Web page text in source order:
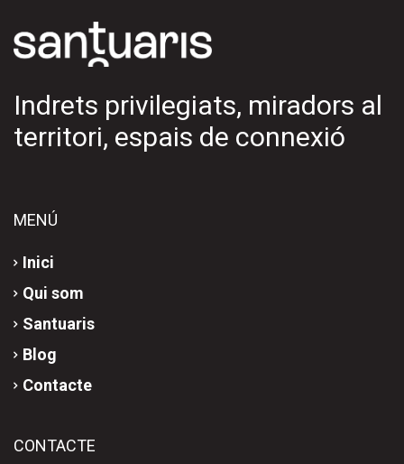
Indrets privilegiats, miradors al
territori, espais de connexió
MENÚ
Inici
Qui som
Santuaris
Blog
Contacte
CONTACTE